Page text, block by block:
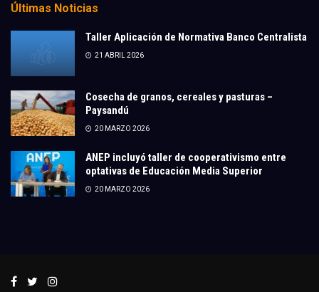
Últimas Noticias
Taller Aplicación de Normativa Banco Centralista
21 ABRIL 2026
Cosecha de granos, cereales y pasturas –
Paysandú
20 MARZO 2026
ANEP incluyó taller de cooperativismo entre
optativas de Educación Media Superior
20 MARZO 2026